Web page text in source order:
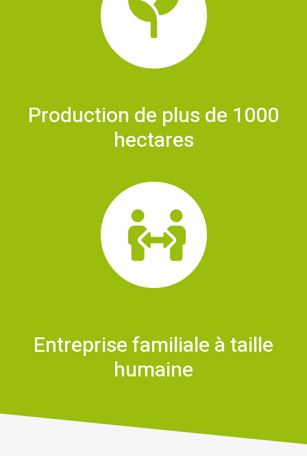
Production de plus de 1000
hectares
Entreprise familiale à taille
humaine